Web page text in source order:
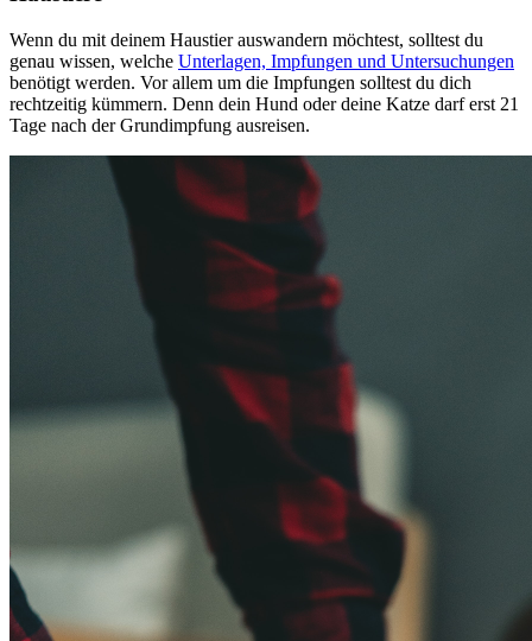
Wenn du mit deinem Haustier auswandern möchtest, solltest du
genau wissen, welche Unterlagen, Impfungen und Untersuchungen
benötigt werden. Vor allem um die Impfungen solltest du dich
rechtzeitig kümmern. Denn dein Hund oder deine Katze darf erst 21
Tage nach der Grundimpfung ausreisen.